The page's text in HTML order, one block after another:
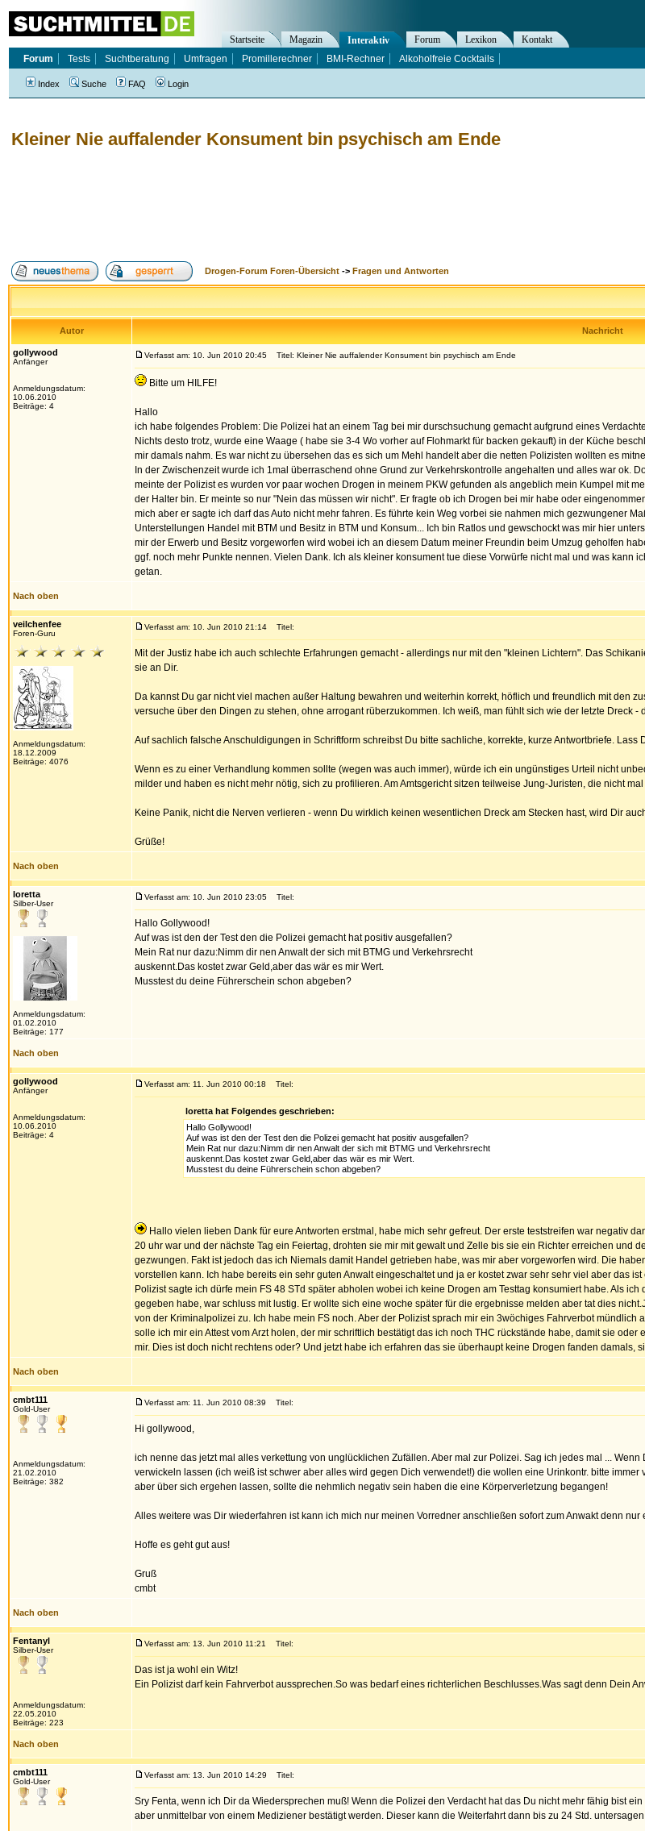
Kleiner Nie auffalender Konsument bin psychisch am Ende
Drogen-Forum Foren-Übersicht -> Fragen und Antworten
Autor Nachricht
gollywood
Anfänger
Anmeldungsdatum:
10.06.2010
Beiträge: 4
Verfasst am: 10. Jun 2010 20:45 Titel: Kleiner Nie auffalender Konsument bin psychisch am Ende
Bitte um HILFE!
Hallo
ich habe folgendes Problem: Die Polizei hat an einem Tag bei mir durschsuchung gemacht aufgrund eines
Nichts desto trotz, wurde eine Waage ( habe sie 3-4 Wo vorher auf Flohmarkt für backen gekauft) in der Küche
mir damals nahm. Es war nicht zu übersehen das es sich um Mehl handelt aber die netten Polizisten wollten es
In der Zwischenzeit wurde ich 1mal überraschend ohne Grund zur Verkehrskontrolle angehalten und alles war ok.
meinte der Polizist es wurden vor paar wochen Drogen in meinem PKW gefunden als angeblich mein Kumpel mit
der Halter bin. Er meinte so nur "Nein das müssen wir nicht". Er fragte ob ich Drogen bei mir habe oder
mich aber er sagte ich darf das Auto nicht mehr fahren. Es führte kein Weg vorbei sie nahmen mich gezwungener
Unterstellungen Handel mit BTM und Besitz in BTM und Konsum... Ich bin Ratlos und gewschockt was mir hier
mir der Erwerb und Besitz vorgeworfen wird wobei ich an diesem Datum meiner Freundin beim Umzug geholfen
ggf. noch mehr Punkte nennen. Vielen Dank. Ich als kleiner konsument tue diese Vorwürfe nicht mal und was
getan.
Nach oben
veilchenfee
Foren-Guru
Anmeldungsdatum:
18.12.2009
Beiträge: 4076
Verfasst am: 10. Jun 2010 21:14 Titel:
Mit der Justiz habe ich auch schlechte Erfahrungen gemacht - allerdings nur mit den "kleinen Lichtern". Das
sie an Dir.
Da kannst Du gar nicht viel machen außer Haltung bewahren und weiterhin korrekt, höflich und freundlich mit den
versuche über den Dingen zu stehen, ohne arrogant rüberzukommen. Ich weiß, man fühlt sich wie der letzte Dreck -
Auf sachlich falsche Anschuldigungen in Schriftform schreibst Du bitte sachliche, korrekte, kurze Antwortbriefe.
Wenn es zu einer Verhandlung kommen sollte (wegen was auch immer), würde ich ein ungünstiges Urteil nicht
milder und haben es nicht mehr nötig, sich zu profilieren. Am Amtsgericht sitzen teilweise Jung-Juristen, die nicht
Keine Panik, nicht die Nerven verlieren - wenn Du wirklich keinen wesentlichen Dreck am Stecken hast, wird Dir
Grüße!
Nach oben
loretta
Silber-User
Anmeldungsdatum:
01.02.2010
Beiträge: 177
Verfasst am: 10. Jun 2010 23:05 Titel:
Hallo Gollywood!
Auf was ist den der Test den die Polizei gemacht hat positiv ausgefallen?
Mein Rat nur dazu:Nimm dir nen Anwalt der sich mit BTMG und Verkehrsrecht
auskennt.Das kostet zwar Geld,aber das wär es mir Wert.
Musstest du deine Führerschein schon abgeben?
Nach oben
gollywood
Anfänger
Anmeldungsdatum:
10.06.2010
Beiträge: 4
Verfasst am: 11. Jun 2010 00:18 Titel:
loretta hat Folgendes geschrieben:
Hallo Gollywood!
Auf was ist den der Test den die Polizei gemacht hat positiv ausgefallen?
Mein Rat nur dazu:Nimm dir nen Anwalt der sich mit BTMG und Verkehrsrecht
auskennt.Das kostet zwar Geld,aber das wär es mir Wert.
Musstest du deine Führerschein schon abgeben?
Hallo vielen lieben Dank für eure Antworten erstmal, habe mich sehr gefreut. Der erste teststreifen war negativ
20 uhr war und der nächste Tag ein Feiertag, drohten sie mir mit gewalt und Zelle bis sie ein Richter erreichen und
gezwungen. Fakt ist jedoch das ich Niemals damit Handel getrieben habe, was mir aber vorgeworfen wird. Die
vorstellen kann. Ich habe bereits ein sehr guten Anwalt eingeschaltet und ja er kostet zwar sehr sehr viel aber das
Polizist sagte ich dürfe mein FS 48 STd später abholen wobei ich keine Drogen am Testtag konsumiert habe. Als
gegeben habe, war schluss mit lustig. Er wollte sich eine woche später für die ergebnisse melden aber tat dies
von der Kriminalpolizei zu. Ich habe mein FS noch. Aber der Polizist sprach mir ein 3wöchiges Fahrverbot
solle ich mir ein Attest vom Arzt holen, der mir schriftlich bestätigt das ich noch THC rückstände habe, damit sie
mir. Dies ist doch nicht rechtens oder? Und jetzt habe ich erfahren das sie überhaupt keine Drogen fanden damals,
Nach oben
cmbt111
Gold-User
Anmeldungsdatum:
21.02.2010
Beiträge: 382
Verfasst am: 11. Jun 2010 08:39 Titel:
Hi gollywood,
ich nenne das jetzt mal alles verkettung von unglücklichen Zufällen. Aber mal zur Polizei. Sag ich jedes mal ...
verwickeln lassen (ich weiß ist schwer aber alles wird gegen Dich verwendet!) die wollen eine Urinkontr. bitte
aber über sich ergehen lassen, sollte die nehmlich negativ sein haben die eine Körperverletzung begangen!
Alles weitere was Dir wiederfahren ist kann ich mich nur meinen Vorredner anschließen sofort zum Anwakt denn
Hoffe es geht gut aus!
Gruß
cmbt
Nach oben
Fentanyl
Silber-User
Anmeldungsdatum:
22.05.2010
Beiträge: 223
Verfasst am: 13. Jun 2010 11:21 Titel:
Das ist ja wohl ein Witz!
Ein Polizist darf kein Fahrverbot aussprechen.So was bedarf eines richterlichen Beschlusses.Was sagt denn Dein
Nach oben
cmbt111
Gold-User
Verfasst am: 13. Jun 2010 14:29 Titel:
Sry Fenta, wenn ich Dir da Wiedersprechen muß! Wenn die Polizei den Verdacht hat das Du nicht mehr fähig bist
aber unmittelbar von einem Mediziener bestätigt werden. Dieser kann die Weiterfahrt dann bis zu 24 Std.
Startseite Magazin Interaktiv Forum Lexikon
Kontakt
Forum
Tests Suchtberatung Umfragen Promillerechner BMI-Rechner Alkoholfreie Cocktails
Index Suche FAQ Login